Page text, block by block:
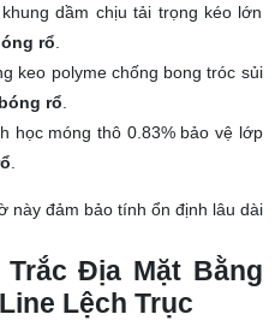
dầm chịu tải trọng kéo lớn
rổ.
keo polyme chống bong tróc sủi
rổ.
học móng thô 0.83% bảo vệ lớp
.
này đảm bảo tính ổn định lâu dài
Địa Mặt Bằng
Lệch Trục